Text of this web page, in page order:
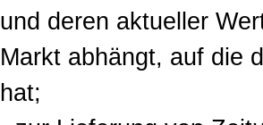
und deren aktueller
Markt abhängt, auf die
hat;